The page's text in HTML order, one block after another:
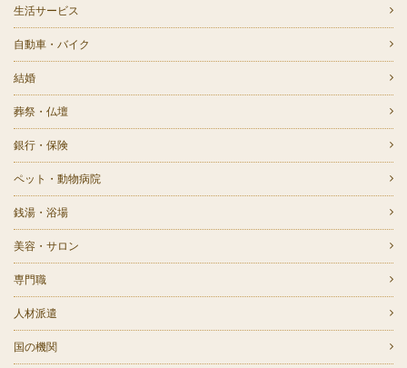
生活サービス
自動車・バイク
結婚
葬祭・仏壇
銀行・保険
ペット・動物病院
銭湯・浴場
美容・サロン
専門職
人材派遣
国の機関